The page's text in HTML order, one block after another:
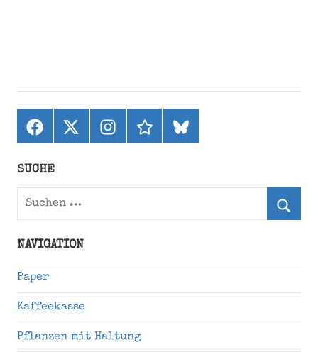
Facebook
X
(ehemals
Instagramthreadsbluesky
SUCHE
Suchen
NAVIGATION
Paper
Kaffeekasse
Pflanzen mit Haltung